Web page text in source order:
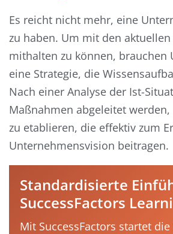
Es reicht nicht mehr, eine
zu haben. Um mit den
mithalten zu können, brauchen
eine Strategie, die
Nach einer Analyse der Ist-
Maßnahmen abgeleitet
zu etablieren, die effektiv zum
Unternehmensvision beitragen.
Standardisierte
SuccessFactors
Mit SuccessFactors startet die